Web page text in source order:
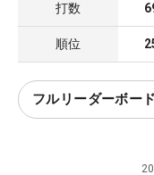
打数
順位
フルリーダーボード